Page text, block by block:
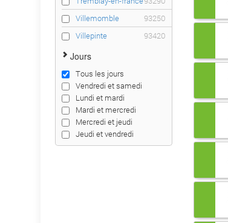
Villemomble
93250
Villepinte
93420
Jours
Tous les jours
Vendredi et samedi
Lundi et mardi
Mardi et mercredi
Mercredi et jeudi
Jeudi et vendredi